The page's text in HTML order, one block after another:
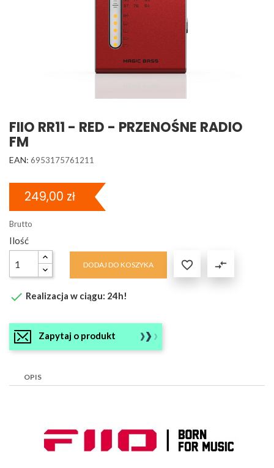
FIIO RR11 - RED - PRZENOŚNE RADIO
FM
EAN: 6953175761211
249,00 zł
Brutto
Ilość
DODAJ DO KOSZYKA  compare_arrows
 Realizacja w ciągu: 24h!
Zapytaj o produkt
OPIS